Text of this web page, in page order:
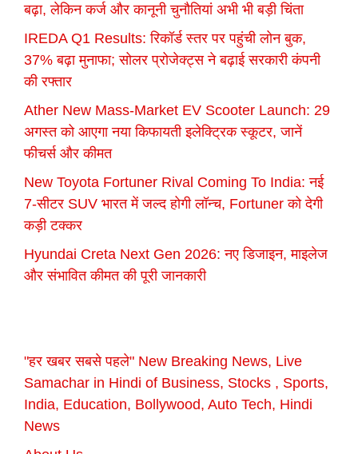
बढ़ा, लेकिन कर्ज और कानूनी चुनौतियां अभी भी बड़ी चिंता
IREDA Q1 Results: रिकॉर्ड स्तर पर पहुंची लोन बुक,
37% बढ़ा मुनाफा; सोलर प्रोजेक्ट्स ने बढ़ाई सरकारी कंपनी
की रफ्तार
Ather New Mass-Market EV Scooter Launch: 29
अगस्त को आएगा नया किफायती इलेक्ट्रिक स्कूटर, जानें
फीचर्स और कीमत
New Toyota Fortuner Rival Coming To India: नई
7-सीटर SUV भारत में जल्द होगी लॉन्च, Fortuner को देगी
कड़ी टक्कर
Hyundai Creta Next Gen 2026: नए डिजाइन, माइलेज
और संभावित कीमत की पूरी जानकारी
"हर खबर सबसे पहले" New Breaking News, Live
Samachar in Hindi of Business, Stocks , Sports,
India, Education, Bollywood, Auto Tech, Hindi
News